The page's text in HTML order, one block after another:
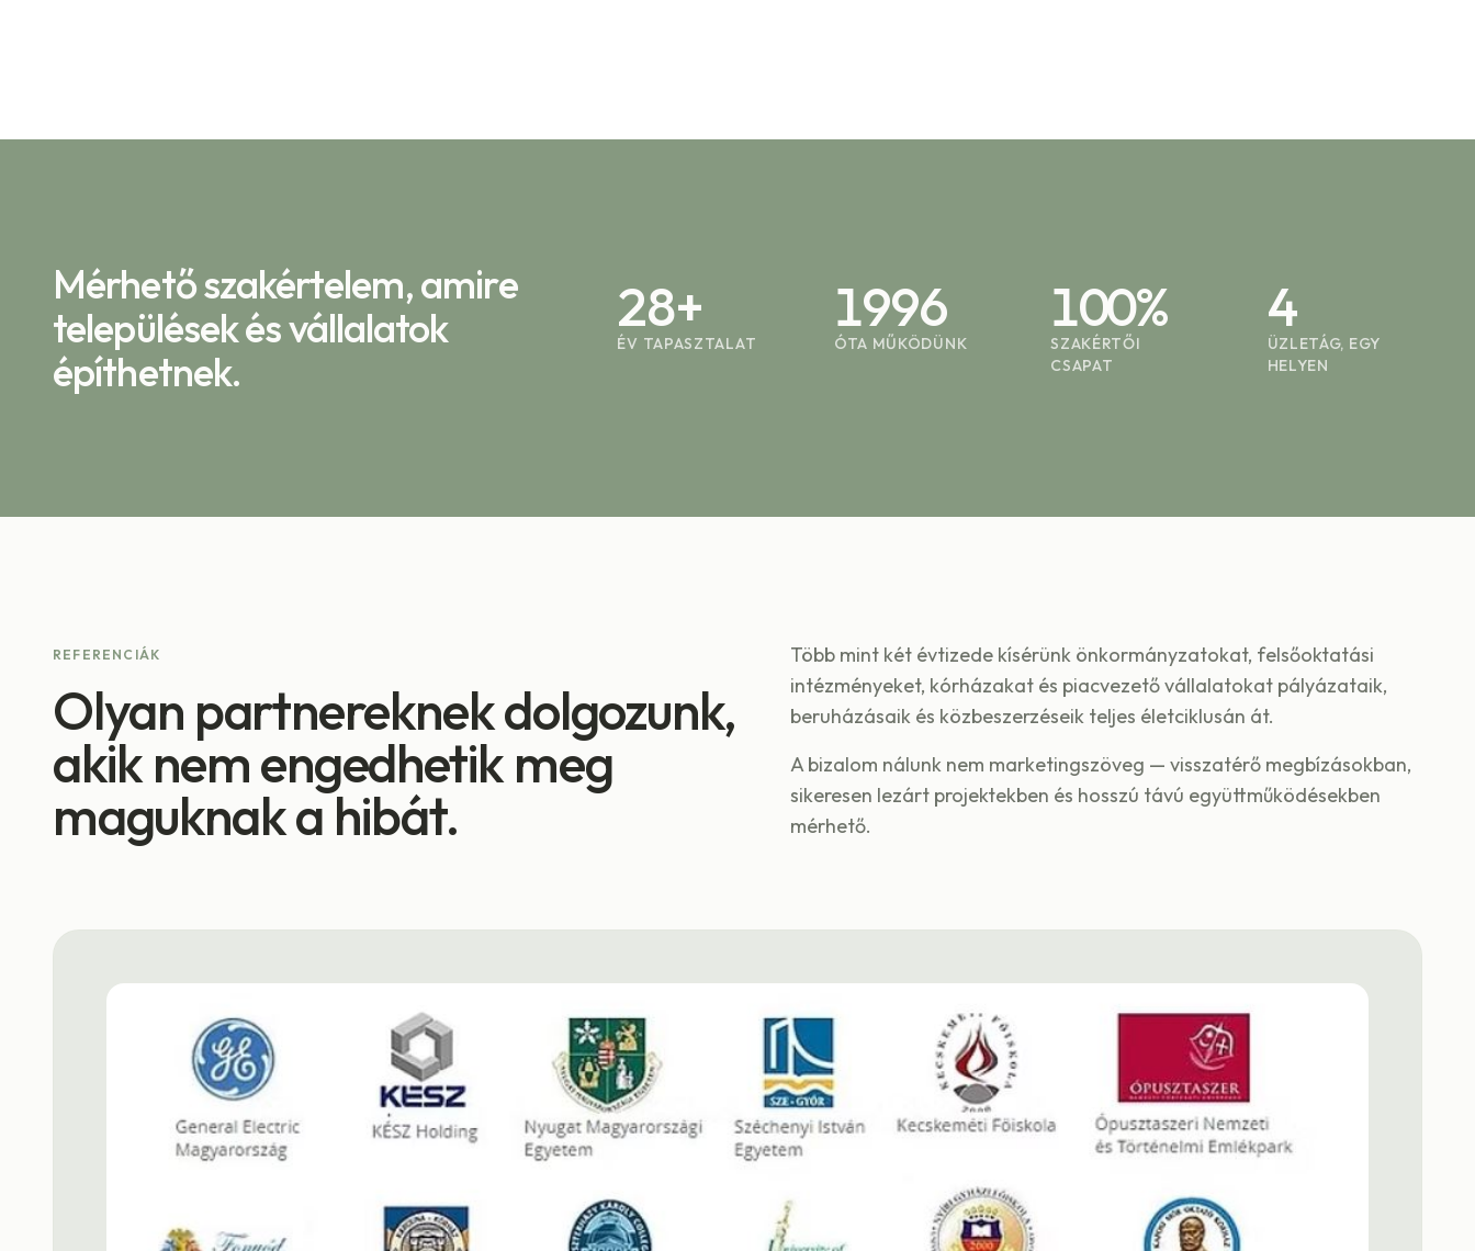
Mérhető szakértelem, amire
települések és vállalatok
építhetnek.
28+
ÉV TAPASZTALAT
1996
ÓTA MŰKÖDÜNK
100%
SZAKÉRTŐI
CSAPAT
4
ÜZLETÁG, EGY
HELYEN
REFERENCIÁK
Olyan partnereknek dolgozunk,
akik nem engedhetik meg
maguknak a hibát.
Több mint két évtizede kísérünk önkormányzatokat, felsőoktatási
intézményeket, kórházakat és piacvezető vállalatokat pályázataik,
beruházásaik és közbeszerzéseik teljes életciklusán át.
A bizalom nálunk nem marketingszöveg — visszatérő megbízásokban,
sikeresen lezárt projektekben és hosszú távú együttműködésekben
mérhető.